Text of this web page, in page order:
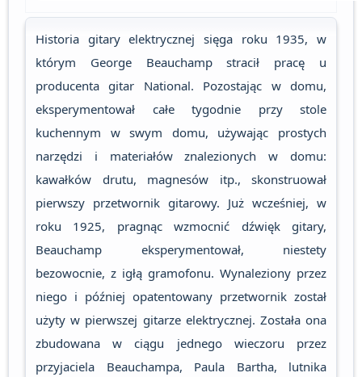
Historia gitary elektrycznej sięga roku 1935, w
którym George Beauchamp stracił pracę u
producenta gitar National. Pozostając w domu,
eksperymentował całe tygodnie przy stole
kuchennym w swym domu, używając prostych
narzędzi i materiałów znalezionych w domu:
kawałków drutu, magnesów itp., skonstruował
pierwszy przetwornik gitarowy. Już wcześniej, w
roku 1925, pragnąc wzmocnić dźwięk gitary,
Beauchamp eksperymentował, niestety
bezowocnie, z igłą gramofonu. Wynaleziony przez
niego i później opatentowany przetwornik został
użyty w pierwszej gitarze elektrycznej. Została ona
zbudowana w ciągu jednego wieczoru przez
przyjaciela Beauchampa, Paula Bartha, lutnika